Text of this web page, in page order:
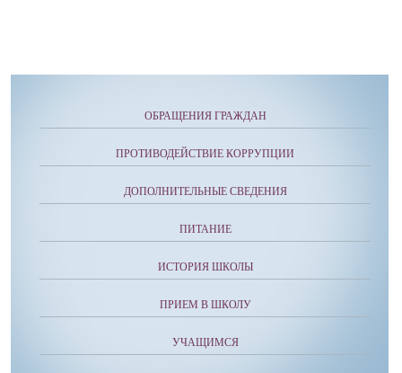
ОБРАЩЕНИЯ ГРАЖДАН
ПРОТИВОДЕЙСТВИЕ КОРРУПЦИИ
ДОПОЛНИТЕЛЬНЫЕ СВЕДЕНИЯ
ПИТАНИЕ
ИСТОРИЯ ШКОЛЫ
ПРИЕМ В ШКОЛУ
УЧАЩИМСЯ